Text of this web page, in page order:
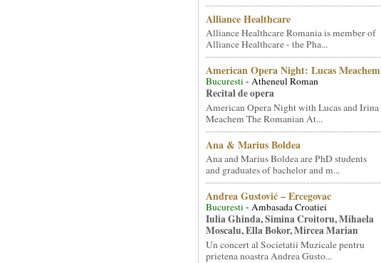
Alliance Healthcare
Alliance Healthcare Romania is member of
Alliance Healthcare - the Pha...
American Opera Night: Lucas Meachem
Bucuresti- Atheneul Roman
Recital de opera
American Opera Night with Lucas and Irina
Meachem The Romanian At...
Ana & Marius Boldea
Ana and Marius Boldea are PhD students
and graduates of bachelor and m...
Andrea Gustović – Ercegovac
Bucuresti- Ambasada Croatiei
Iulia Ghinda, Simina Croitoru, Mihaela
Moscalu, Ella Bokor, Mircea Marian
Un concert al Societatii Muzicale pentru
prietena noastra Andrea Gusto...